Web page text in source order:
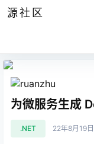
源社区
为微服务生成
.NET 22年8月19日